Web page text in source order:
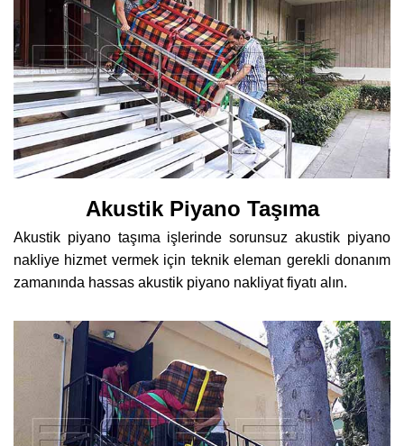
Akustik Piyano Taşıma
Akustik piyano taşıma işlerinde sorunsuz akustik piyano
nakliye hizmet vermek için teknik eleman gerekli donanım
zamanında hassas akustik piyano nakliyat fiyatı alın.